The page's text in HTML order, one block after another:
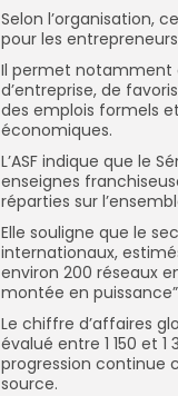
Selon l’organisation,
pour les
Il permet notamment
d’entreprise, de
des emplois formels
économiques.
L’ASF indique que le
enseignes
réparties sur
Elle souligne que le
internationaux,
environ 200 réseaux
montée en
Le chiffre d’affaires
évalué entre 1 150 et
progression continue
source.